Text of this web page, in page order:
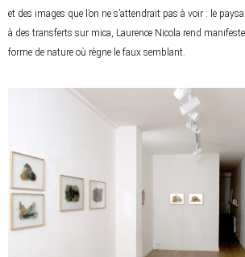
et des images que l’on ne s’attendrait pas à voir : le
à des transferts sur mica, Laurence Nicola rend manifeste
forme de nature où règne le faux semblant.